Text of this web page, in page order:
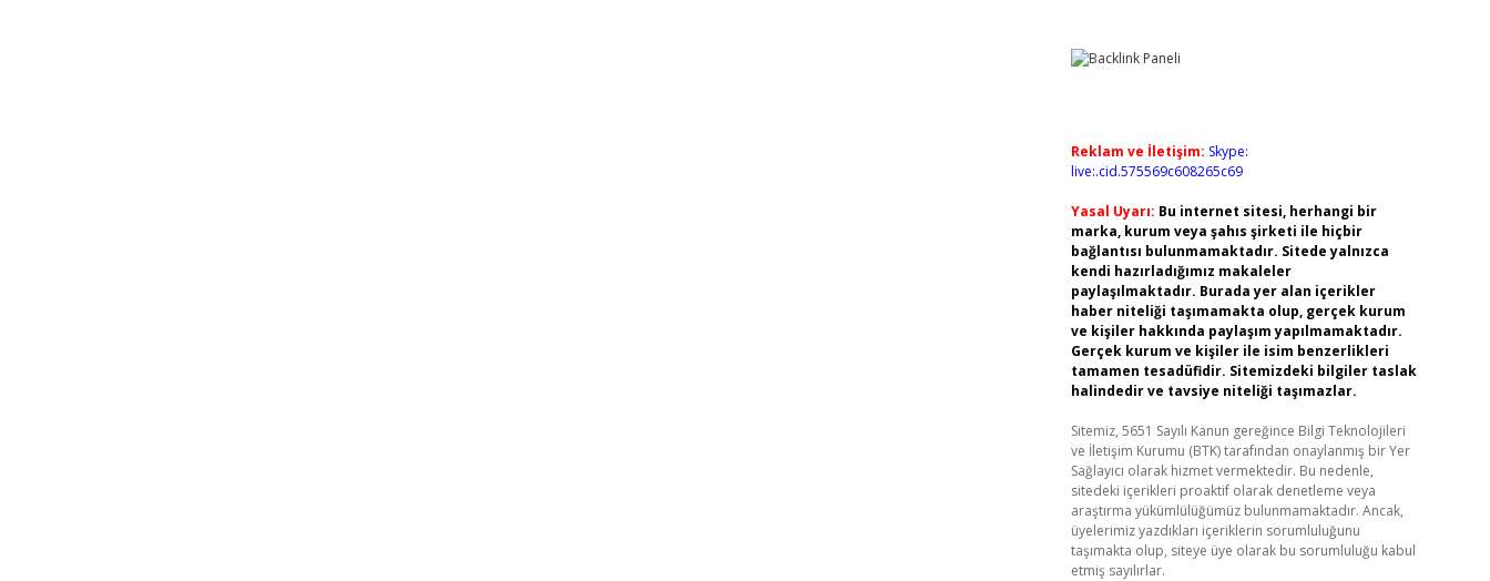
Reklam ve İletişim: Skype:
live:.cid.575569c608265c69
Yasal Uyarı: Bu internet sitesi, herhangi bir
marka, kurum veya şahıs şirketi ile hiçbir
bağlantısı bulunmamaktadır. Sitede yalnızca
kendi hazırladığımız makaleler
paylaşılmaktadır. Burada yer alan içerikler
haber niteliği taşımamakta olup, gerçek kurum
ve kişiler hakkında paylaşım yapılmamaktadır.
Gerçek kurum ve kişiler ile isim benzerlikleri
tamamen tesadüfidir. Sitemizdeki bilgiler taslak
halindedir ve tavsiye niteliği taşımazlar.
Sitemiz, 5651 Sayılı Kanun gereğince Bilgi Teknolojileri
ve İletişim Kurumu (BTK) tarafından onaylanmış bir Yer
Sağlayıcı olarak hizmet vermektedir. Bu nedenle,
sitedeki içerikleri proaktif olarak denetleme veya
araştırma yükümlülüğümüz bulunmamaktadır. Ancak,
üyelerimiz yazdıkları içeriklerin sorumluluğunu
taşımakta olup, siteye üye olarak bu sorumluluğu kabul
etmiş sayılırlar.